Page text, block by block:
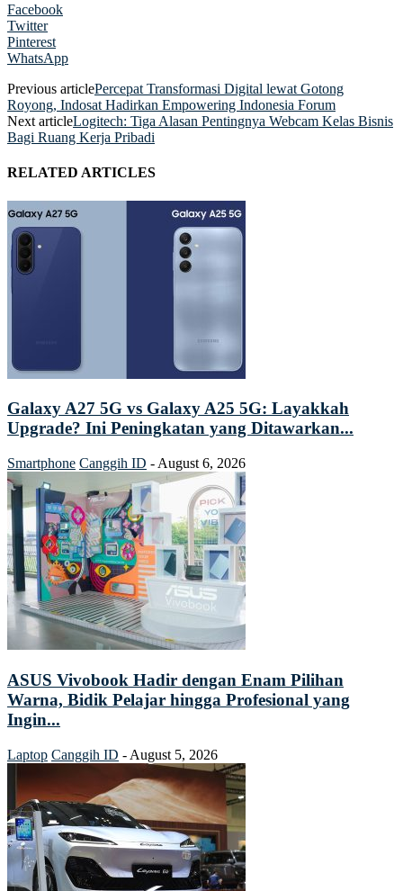
Facebook
Twitter
Pinterest
WhatsApp
Previous articlePercepat Transformasi Digital lewat Gotong
Royong, Indosat Hadirkan Empowering Indonesia Forum
Next articleLogitech: Tiga Alasan Pentingnya Webcam Kelas Bisnis
Bagi Ruang Kerja Pribadi
RELATED ARTICLES
Galaxy A27 5G vs Galaxy A25 5G: Layakkah
Upgrade? Ini Peningkatan yang Ditawarkan...
Smartphone Canggih ID - August 6, 2026
ASUS Vivobook Hadir dengan Enam Pilihan
Warna, Bidik Pelajar hingga Profesional yang
Ingin...
Laptop Canggih ID - August 5, 2026